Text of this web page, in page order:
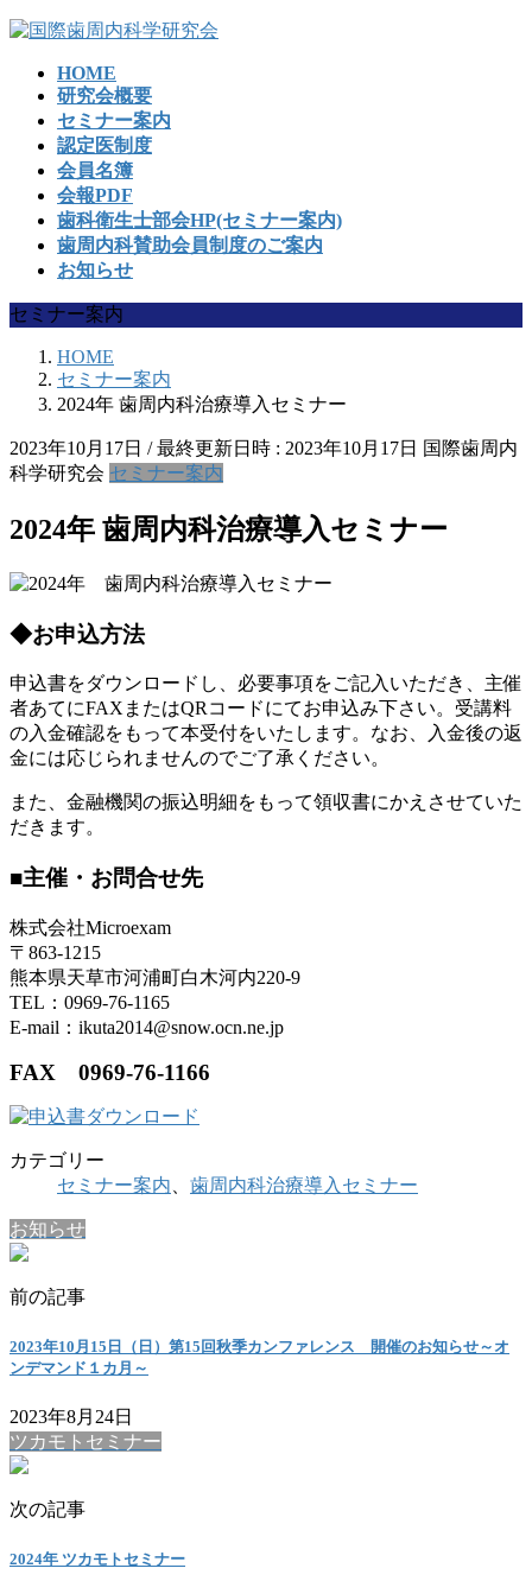
コ
ナ
HOME
研究会概要
セミナー案内
認定医制度
会員名簿
会報PDF
歯科衛生士部会HP(セミナー案内)
歯周内科賛助会員制度のご案内
お知らせ
セミナー案内
HOME
セミナー案内
2024年 歯周内科治療導入セミナー
2023年10月17日 / 最終更新日時 : 2023年10月17日 国際歯周内
科学研究会 セミナー案内
2024年 歯周内科治療導入セミナー
◆お申込方法
申込書をダウンロードし、必要事項をご記入いただき、主催
者あてにFAXまたはQRコードにてお申込み下さい。受講料
の入金確認をもって本受付をいたします。なお、入金後の返
金には応じられませんのでご了承ください。
また、金融機関の振込明細をもって領収書にかえさせていた
だきます。
■主催・お問合せ先
株式会社Microexam
〒863-1215
熊本県天草市河浦町白木河内220-9
TEL：0969-76-1165
E-mail：ikuta2014@snow.ocn.ne.jp
FAX 0969-76-1166
カテゴリー
セミナー案内
歯周内科治療導入セミナー
お知らせ
前の記事
2023年10月15日（日）第15回秋季カンファレンス 開催のお知らせ～オ
ンデマンド１カ月～
2023年8月24日
ツカモトセミナー
次の記事
2024年 ツカモトセミナー